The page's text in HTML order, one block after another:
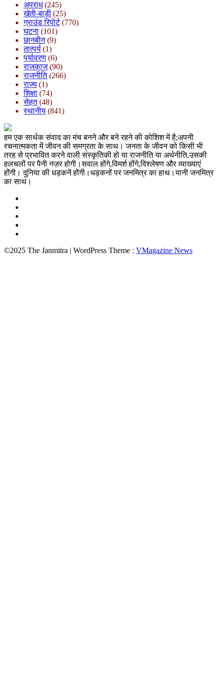
अपराध(245)
खेती-बाड़ी (25)
ग्राउंड रिपोर्ट(770)
घटना (101)
छानबीन(9)
तात्पर्य (1)
पर्यावरण (6)
राजकाज(90)
राजनीति(266)
राज्य (1)
शिक्षा (74)
सेहत(48)
स्थानीय (841)
हम एक सार्थक संवाद का मंच बनने और बने रहने की कोशिश में है;अपनी
रचनात्मकता में जीवन की समग्रता के साथ। जनता के जीवन को किसी भी
तरह से प्रभावित करने वाली संस्कृतिकी हो या राजनीति या अर्थनीति,उसकी
हलचलों पर पैनी नज़र होगी।सवाल होंगे,विमर्श होंगे,विश्लेषण और व्याख्याएं
होंगी। दुनिया की धड़कनें होंगी।धड़कनों पर जनमित्र का हाथ।यानी जनमित्र
का साथ।
©2025 The Janmitra | WordPress Theme : VMagazine News